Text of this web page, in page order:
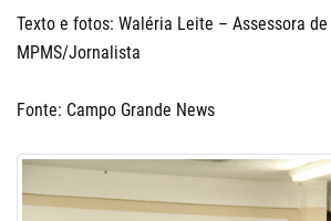
Texto e fotos: Waléria Leite – Assessora
MPMS/Jornalista
Fonte: Campo Grande News